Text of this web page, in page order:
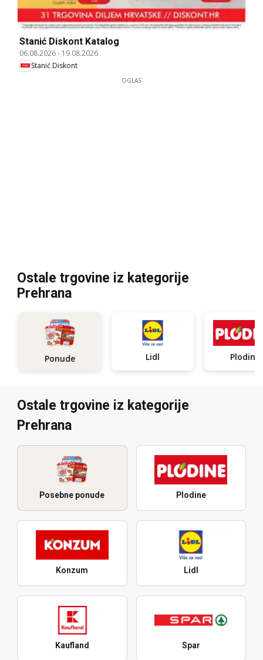
Stanić Diskont Katalog
06.08.2026- 19.08.2026
Stanić Diskont
OGLAS
Ostale trgovine iz kategorije
Prehrana
Ponude Lidl Plodine
Ostale trgovine iz kategorije
Prehrana
Posebne ponude Plodine
Konzum Lidl
Kaufland Spar